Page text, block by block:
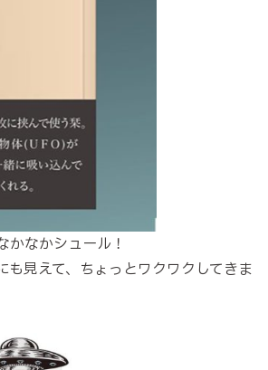
なかシュール！
見えて、ちょっとワクワクしてきま